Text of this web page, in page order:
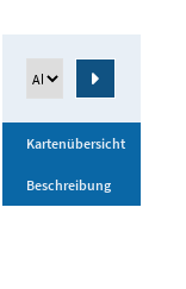
Kartenübersicht
Beschreibung